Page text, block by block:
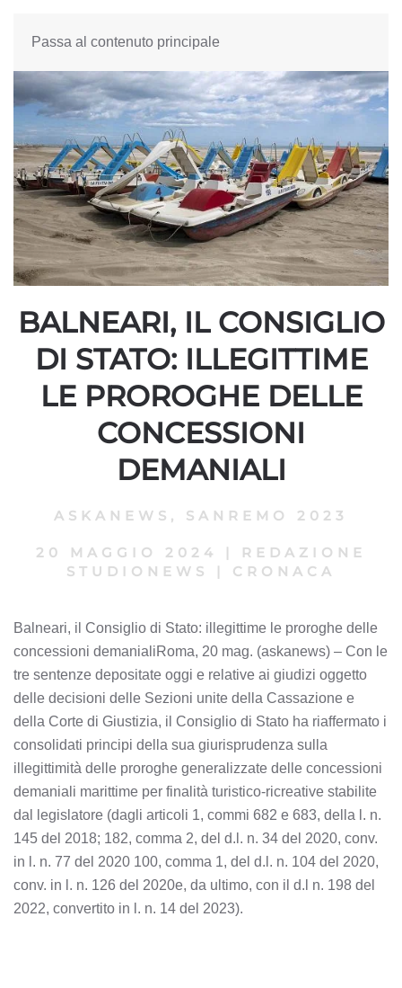
Passa al contenuto principale
BALNEARI, IL CONSIGLIO
DI STATO: ILLEGITTIME
LE PROROGHE DELLE
CONCESSIONI
DEMANIALI
ASKANEWS , SANREMO 2023
20 MAGGIO 2024
REDAZIONE
STUDIONEWS
CRONACA
Balneari, il Consiglio di Stato: illegittime le proroghe delle
concessioni demanialiRoma, 20 mag. (askanews) – Con le
tre sentenze depositate oggi e relative ai giudizi oggetto
delle decisioni delle Sezioni unite della Cassazione e
della Corte di Giustizia, il Consiglio di Stato ha riaffermato i
consolidati principi della sua giurisprudenza sulla
illegittimità delle proroghe generalizzate delle concessioni
demaniali marittime per finalità turistico-ricreative stabilite
dal legislatore (dagli articoli 1, commi 682 e 683, della l. n.
145 del 2018; 182, comma 2, del d.l. n. 34 del 2020, conv.
in l. n. 77 del 2020 100, comma 1, del d.l. n. 104 del 2020,
conv. in l. n. 126 del 2020e, da ultimo, con il d.l n. 198 del
2022, convertito in l. n. 14 del 2023).